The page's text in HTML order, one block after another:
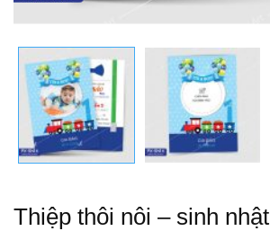
Thiệp thôi nôi – sinh nhật